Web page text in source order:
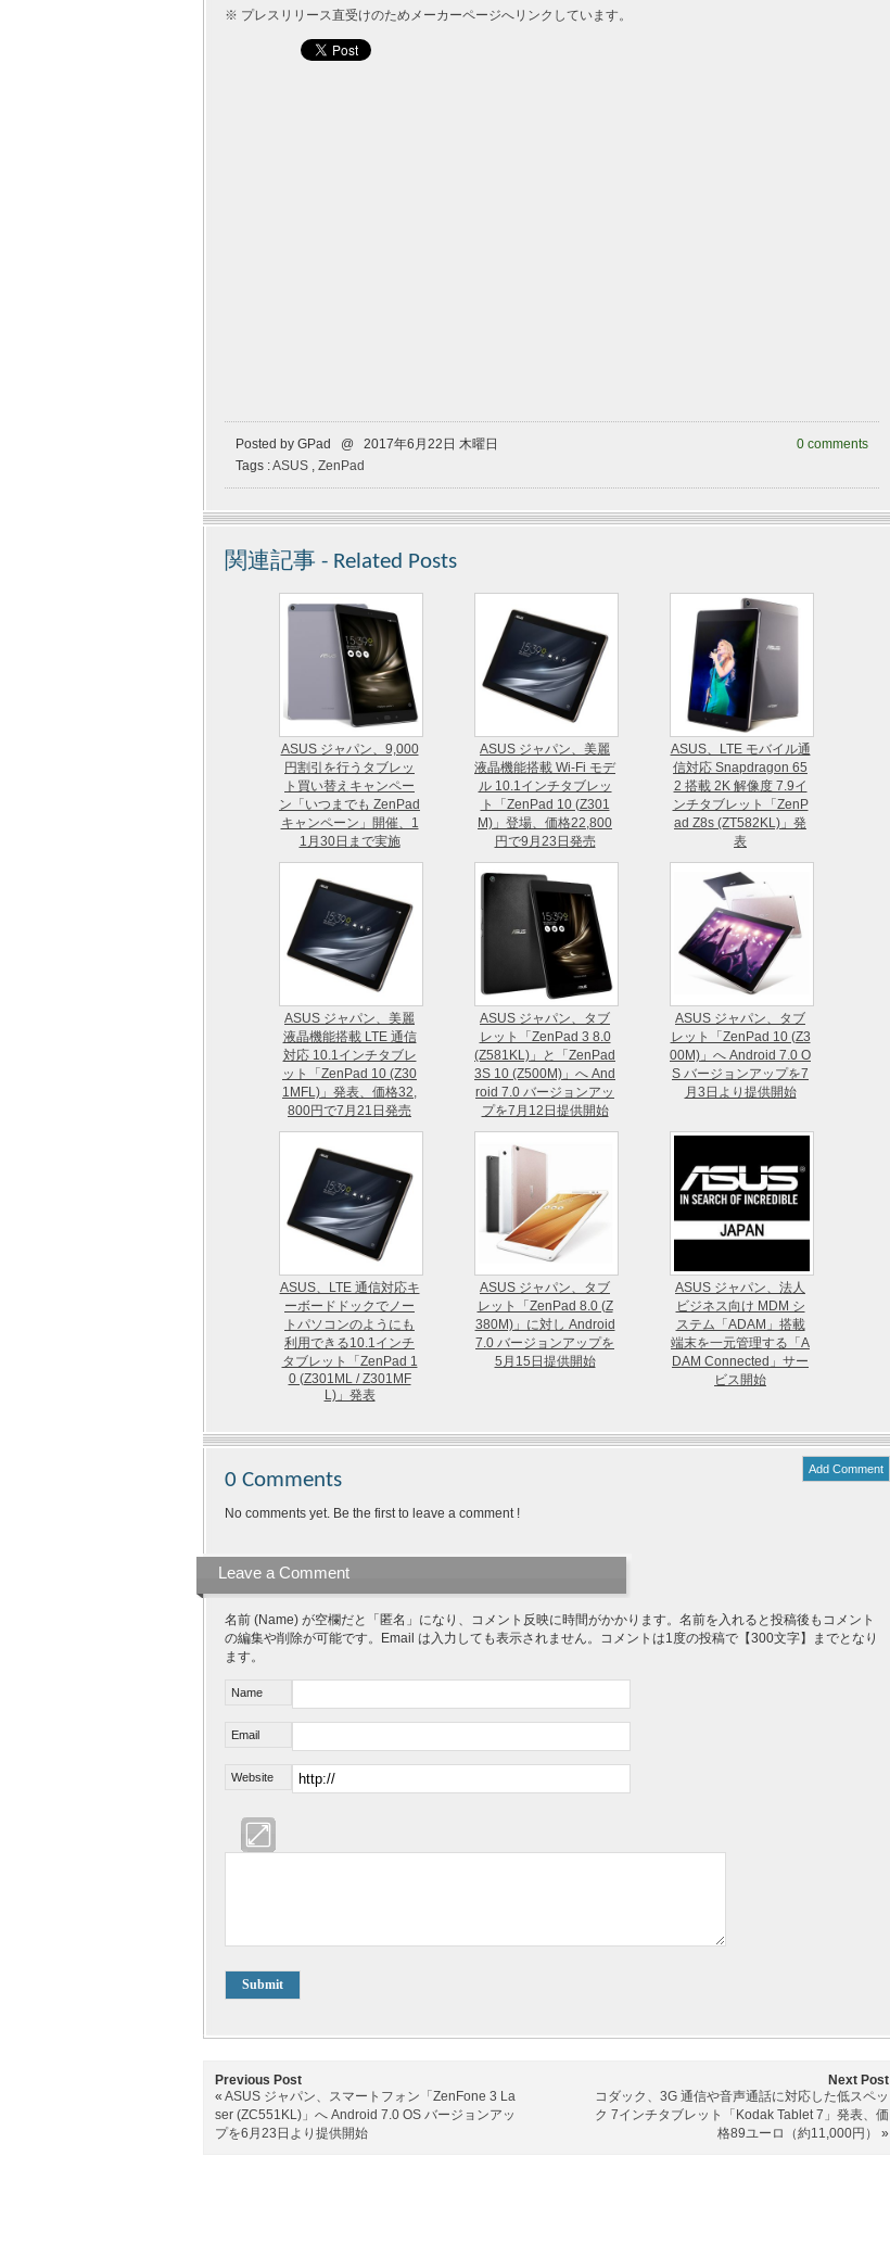
※ プレスリリース直受けのためメーカーページへリンクしています。
Posted by GPad @ 2017年6月22日 木曜日
0 comments
Tags :ASUS , ZenPad
関連記事 - Related Posts
ASUS ジャパン、9,000
円割引を行うタブレッ
ト買い替えキャンペー
ン「いつまでも ZenPad
キャンペーン」開催、1
1月30日まで実施
ASUS ジャパン、美麗
液晶機能搭載 Wi-Fi モデ
ル 10.1インチタブレッ
ト「ZenPad 10 (Z301
M)」登場、価格22,800
円で9月23日発売
ASUS、LTE モバイル通
信対応 Snapdragon 65
2 搭載 2K 解像度 7.9イ
ンチタブレット「ZenP
ad Z8s (ZT582KL)」発
表
ASUS ジャパン、美麗
液晶機能搭載 LTE 通信
対応 10.1インチタブレ
ット「ZenPad 10 (Z30
1MFL)」発表、価格32,
800円で7月21日発売
ASUS ジャパン、タブ
レット「ZenPad 3 8.0
(Z581KL)」と「ZenPad
3S 10 (Z500M)」へ And
roid 7.0 バージョンアッ
プを7月12日提供開始
ASUS ジャパン、タブ
レット「ZenPad 10 (Z3
00M)」へ Android 7.0 O
S バージョンアップを7
月3日より提供開始
ASUS、LTE 通信対応キ
ーボードドックでノー
トパソコンのようにも
利用できる10.1インチ
タブレット「ZenPad 1
0 (Z301ML / Z301MF
L)」発表
ASUS ジャパン、タブ
レット「ZenPad 8.0 (Z
380M)」に対し Android
7.0 バージョンアップを
5月15日提供開始
ASUS ジャパン、法人
ビジネス向け MDM シ
ステム「ADAM」搭載
端末を一元管理する「A
DAM Connected」サー
ビス開始
0 Comments Add Comment
No comments yet. Be the first to leave a comment !
Leave a Comment
名前 (Name) が空欄だと「匿名」になり、コメント反映に時間がかかります。名前を入れると投稿後もコメント
の編集や削除が可能です。Email は入力しても表示されません。コメントは1度の投稿で【300文字】までとなり
ます。
Name
Email
Website
Previous Post
« ASUS ジャパン、スマートフォン「ZenFone 3 La
ser (ZC551KL)」へ Android 7.0 OS バージョンアッ
プを6月23日より提供開始
Next Post
コダック、3G 通信や音声通話に対応した低スペッ
ク 7インチタブレット「Kodak Tablet 7」発表、価
格89ユーロ（約11,000円）
»